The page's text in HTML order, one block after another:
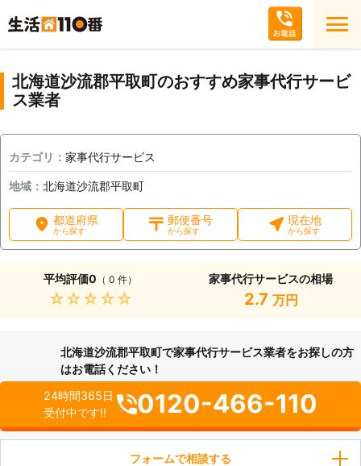
北海道沙流郡平取町のおすすめ家事代行サービ
ス業者
カテゴリ： 家事代行サービス
地域： 北海道沙流郡平取町
都道府県
から探す
郵便番号
から探す
現在地
から探す
平均評価0 （ 0 件）
★★★★★
家事代行サービスの相場
2.7 万円
北海道沙流郡平取町で家事代行サービス業者をお探しの方
はお電話ください！
24時間365日
受付中です!!
0120-466-110
フォームで相談する